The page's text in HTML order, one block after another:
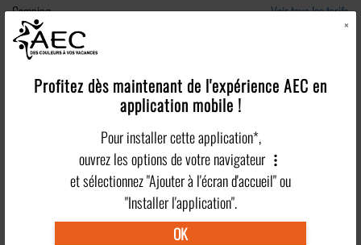
Camping
Voir tous les tarifs
Les points forts
Clubs enfants
Plus en détails
×
Profitez dès maintenant de l'expérience AEC en
application mobile !
Pour installer cette application*,
ouvrez les options de votre navigateur
et sélectionnez "Ajouter à l'écran d'accueil" ou
"Installer l'application".
OK